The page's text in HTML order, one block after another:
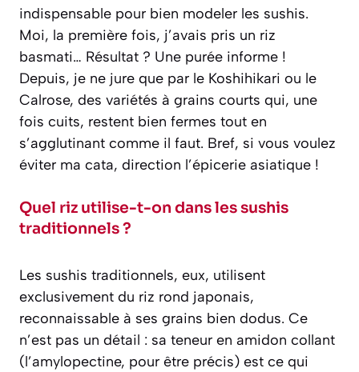
indispensable pour bien modeler les sushis.
Moi, la première fois, j’avais pris un riz
basmati… Résultat ? Une purée informe !
Depuis, je ne jure que par le Koshihikari ou le
Calrose, des variétés à grains courts qui, une
fois cuits, restent bien fermes tout en
s’agglutinant comme il faut. Bref, si vous voulez
éviter ma cata, direction l’épicerie asiatique !
Quel riz utilise-t-on dans les sushis
traditionnels ?
Les sushis traditionnels, eux, utilisent
exclusivement du riz rond japonais,
reconnaissable à ses grains bien dodus. Ce
n’est pas un détail : sa teneur en amidon collant
(l’amylopectine, pour être précis) est ce qui